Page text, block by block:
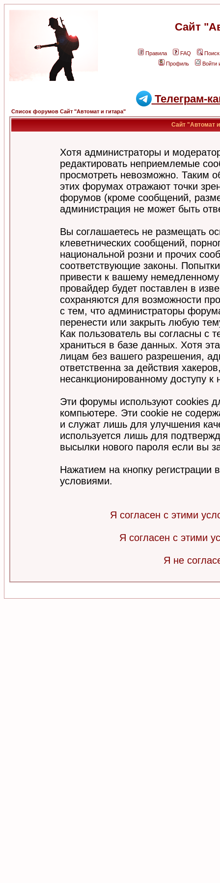
Сайт
Правила FAQ
Поиск
Профиль
Войти
Телеграм-
Список форумов Сайт "Автомат и гитара"
Сайт "Автомат и
Хотя администраторы и
редактировать неприемлемые
просмотреть невозможно. Таким
этих форумах отражают точки
форумов (кроме сообщений,
администрация не может быть
Вы соглашаетесь не размещать
клеветнических сообщений,
национальной розни и прочих
соответствующие законы.
привести к вашему
провайдер будет поставлен в
сохраняются для возможности
с тем, что администраторы
перенести или закрыть любую
Как пользователь вы согласны с
храниться в базе данных. Хотя
лицам без вашего разрешения,
ответственна за действия
несанкционированному доступу к
Эти форумы используют cookies
компьютере. Эти cookie не
и служат лишь для улучшения
используется лишь для
высылки нового пароля если вы
Нажатием на кнопку регистрации
условиями.
Я согласен с этими
Я согласен с этими
Я не